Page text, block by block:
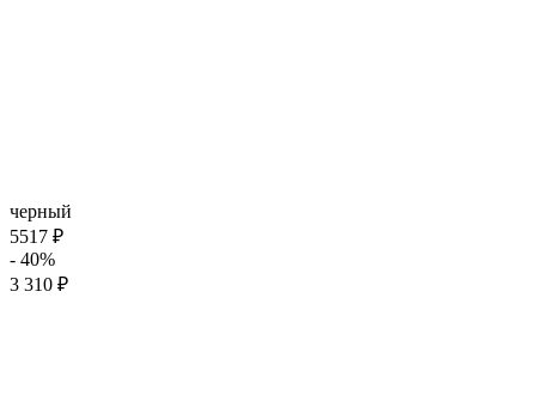
черный
5517 ₽
- 40%
3 310 ₽